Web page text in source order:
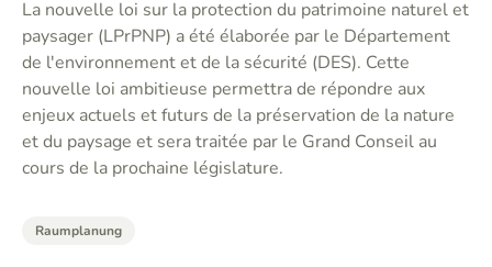
La nouvelle loi sur la protection du patrimoine naturel et
paysager (LPrPNP) a été élaborée par le Département
de l'environnement et de la sécurité (DES). Cette
nouvelle loi ambitieuse permettra de répondre aux
enjeux actuels et futurs de la préservation de la nature
et du paysage et sera traitée par le Grand Conseil au
cours de la prochaine législature.
Raumplanung